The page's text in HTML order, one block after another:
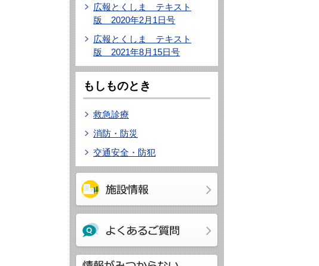
広報とくしま テキスト
版 2020年2月1日号
広報とくしま テキスト
版 2021年8月15日号
もしものとき
救急診療
消防・防災
交通安全・防犯